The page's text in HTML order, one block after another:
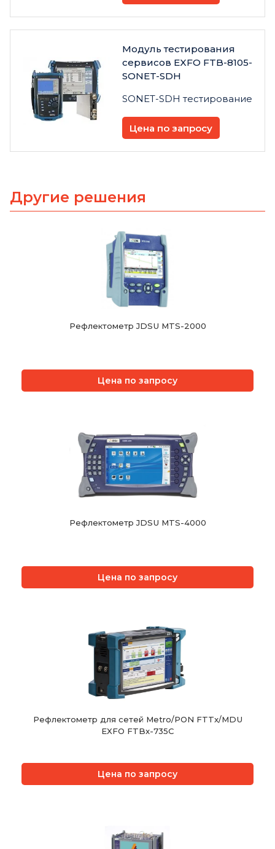
Модуль тестирования
сервисов EXFO FTB-8105-
SONET-SDH
SONET-SDH тестирование
Цена по запросу
Другие решения
Рефлектометр JDSU MTS-2000
Цена по запросу
Рефлектометр JDSU MTS-4000
Цена по запросу
Рефлектометр для сетей Metro/PON FTTx/MDU
EXFO FTBx-735C
Цена по запросу